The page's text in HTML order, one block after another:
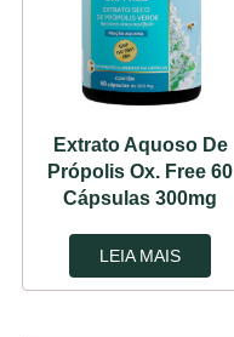
Extrato Aquoso De
Própolis Ox. Free 60
Cápsulas 300mg
LEIA MAIS